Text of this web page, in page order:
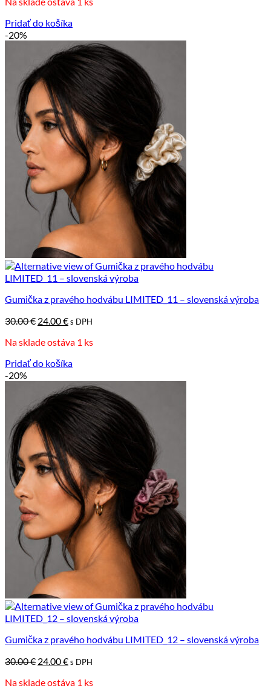
bola:
je:
Pridať do košíka
-20%
Gumička z pravého hodvábu LIMITED_11 – slovenská výroba
30.00€ Pôvodná
bola:
24.00€Aktuálna
je:
s DPH
Na sklade ostáva 1 ks
Pridať do košíka
-20%
Gumička z pravého hodvábu LIMITED_12 – slovenská výroba
30.00€ Pôvodná
bola:
24.00€Aktuálna
je:
s DPH
Na sklade ostáva 1 ks